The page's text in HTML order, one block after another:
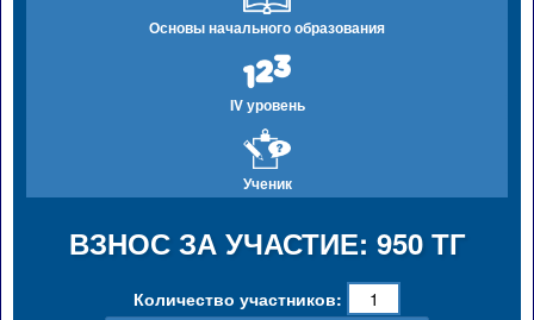
Основы начального образования
IV уровень
Ученик
ВЗНОС ЗА УЧАСТИЕ: 950 ТГ
Количество участников: